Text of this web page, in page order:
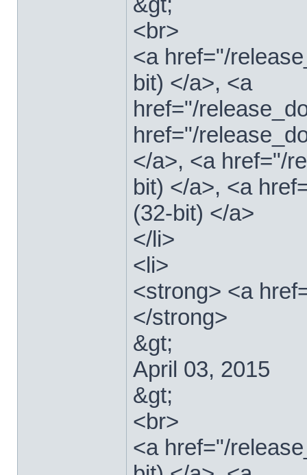
<br>
<a href="/
bit) </a>, <a
href="/
href="/
</a>, <a href="/
bit) </a>, <a
(32-bit) </a>
</li>
<li>
<strong> <a
</strong>
&gt;
April 03, 2015
&gt;
<br>
<a href="/